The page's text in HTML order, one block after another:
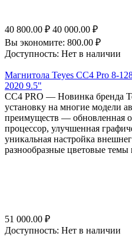
40 800.00 ₽ 40 000.00 ₽
Вы экономите: 800.00 ₽
Доступность: Нет в наличии
Магнитола Teyes CC4 Pro 8-
2020 9.5"
СС4 PRO — Новинка бренда
установку на многие модели
преимуществ — обновленная
процессор, улучшенная
уникальная настройка
разнообразные цветовые темы
51 000.00 ₽
Доступность: Нет в наличии